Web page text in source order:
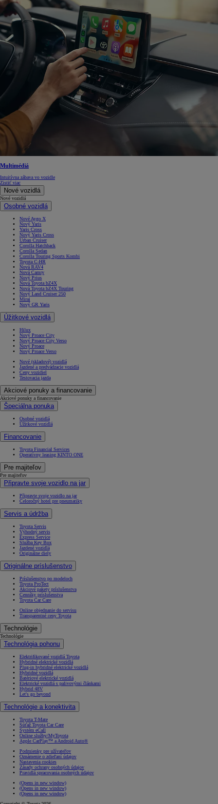
Multimédiá
Intuitívna zábava vo vozidle
Zistiť viac
Nové vozidlá
Nové vozidlá
Osobné vozidlá
Nové Aygo X
Nový Yaris
Yaris Cross
Nový Yaris Cross
Urban Cruiser
Corolla Hatchback
Corolla Sedan
Corolla Touring Sports Kombi
Toyota C-HR
Nová RAV4
Nová Camry
Nový Prius
Nová Toyota bZ4X
Nová Toyota bZ4X Touring
Nový Land Cruiser 250
Mirai
Nový GR Yaris
Úžitkové vozidlá
Hilux
Nový Proace City
Nový Proace City Verso
Nový Proace
Nový Proace Verso
Nové (skladové) vozidlá
Jazdené a predvádzacie vozidlá
Ceny vozidiel
Testovacia jazda
Akciové ponuky a financovanie
Akciové ponuky a financovanie
Špeciálna ponuka
Osobné vozidlá
Úžitkové vozidlá
Financovanie
Toyota Financial Services
Operatívny leasing KINTO ONE
Pre majiteľov
Pre majiteľov
Připravte svoje vozidlo na jar
Připravte svoje vozidlo na jar
Celoročný hotel pre pneumatiky
Servis a údržba
Toyota Servis
Výhodný servis
Express Service
Služba Key Box
Jazdené vozidlá
Originálne diely
Originálne príslušenstvo
Príslušenstvo po modeloch
Toyota ProTect
Akciové pakety príslušenstva
Cenníky príslušenstva
Toyota Car Care
Online objednanie do servisu
Transparentné ceny Toyota
Technológie
Technológie
Technológia pohonu
Elektrifikované vozidlá Toyota
Hybridné elektrické vozidlá
Plug-in hybridné elektrické vozidlá
Hybridné vozidlá
Batériové elektrické vozidlá
Elektrické vozidlá s palivovými článkami
Hybrid 48V
Let's go beyond
Technológie a konektivita
Toyota T-Mate
Súťaž Toyota Car Care
Systém eCall
Online služby/MyToyota
Apple CarPlay™ a Android Auto®
Podmienky pre užívateľov
Oznámenie o zdieľaní údajov
Nastavenia cookies
Zásady ochrany osobných údajov
Pravidlá spracovania osobných údajov
(Opens in new window)
(Opens in new window)
(Opens in new window)